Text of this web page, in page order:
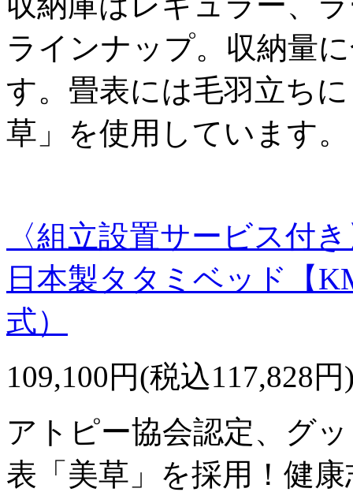
ラインナップ。収納量
す。畳表には毛羽立ち
草」を使用しています。
〈組立設置サービス付
日本製タタミベッド【
式）
109,100円(税込117,828円
アトピー協会認定、グ
表「美草」を採用！健